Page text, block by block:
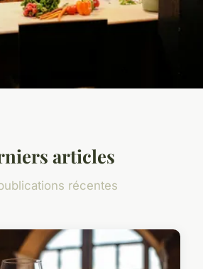
articles
récentes